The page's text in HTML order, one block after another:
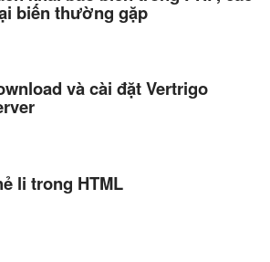
biến thường gặp
và cài đặt Vertrigo
li trong HTML